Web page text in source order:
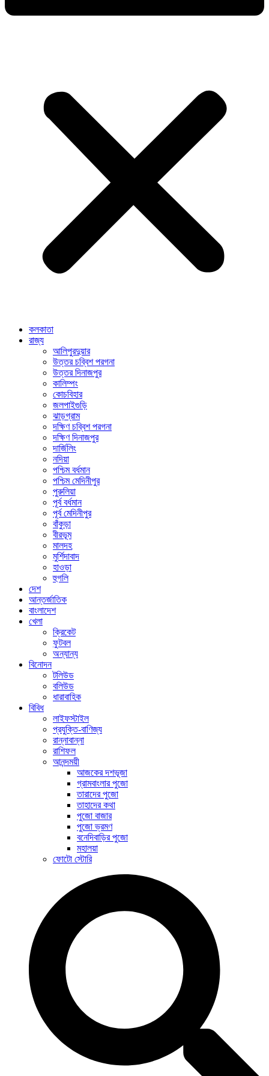
কলকাতা
রাজ্য
আলিপুরদুয়ার
উত্তর চব্বিশ পরগনা
উত্তর দিনাজপুর
কালিম্পং
কোচবিহার
জলপাইগুড়ি
ঝাড়গ্রাম
দক্ষিণ চব্বিশ পরগনা
দক্ষিণ দিনাজপুর
দার্জিলিং
নদিয়া
পশ্চিম বর্ধমান
পশ্চিম মেদিনীপুর
পুরুলিয়া
পূর্ব বর্ধমান
পূর্ব মেদিনীপুর
বাঁকুড়া
বীরভূম
মালদহ
মুর্শিদাবাদ
হাওড়া
হুগলি
দেশ
আন্তর্জাতিক
বাংলাদেশ
খেলা
ক্রিকেট
ফুটবল
অন্যান্য
বিনোদন
টলিউড
বলিউড
ধারাবাহিক
বিবিধ
লাইফস্টাইল
প্রযুক্তি-বাণিজ্য
রান্নাবান্না
রাশিফল
আনন্দময়ী
আজকের দশভূজা
গ্রামবাংলার পুজো
তারাদের পুজো
তাহাদের কথা
পুজো বাজার
পুজো ভ্রমণ
বনেদিবাড়ির পুজো
মহালয়া
ফোটো স্টোরি